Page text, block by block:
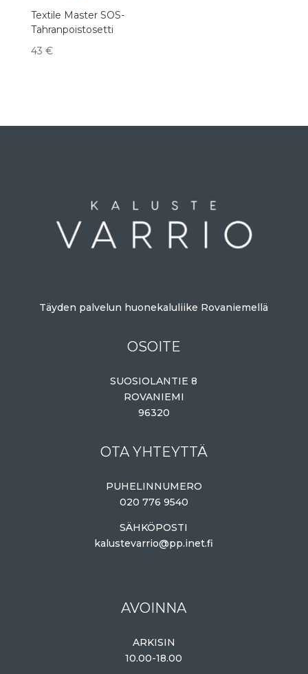
Textile Master SOS-
Tahranpoistosetti
43 €
Täyden palvelun huonekaluliike Rovaniemellä
OSOITE
SUOSIOLANTIE 8
ROVANIEMI
96320
OTA YHTEYTTÄ
PUHELINNUMERO
020 776 9540
SÄHKÖPOSTI
kalustevarrio@pp.inet.fi
AVOINNA
ARKISIN
10.00-18.00